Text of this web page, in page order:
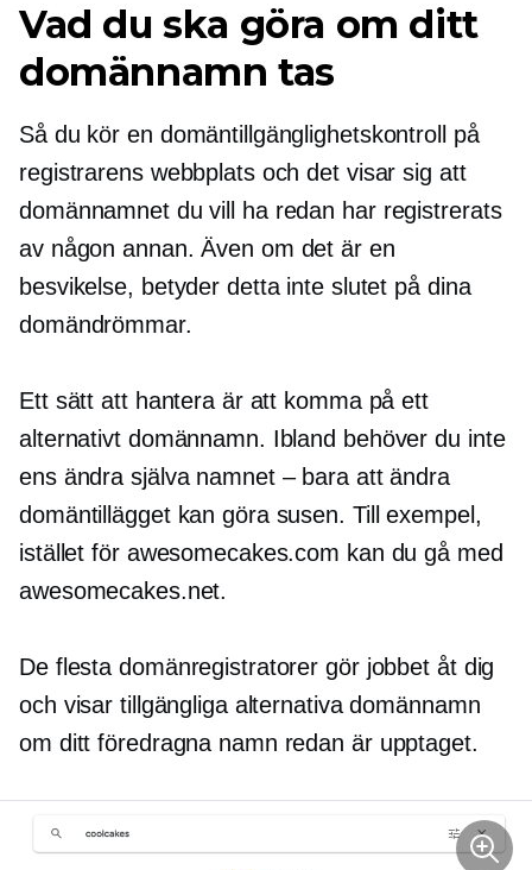
Vad du ska göra om ditt
domännamn tas
Så du kör en domäntillgänglighetskontroll på
registrarens webbplats och det visar sig att
domännamnet du vill ha redan har registrerats
av någon annan. Även om det är en
besvikelse, betyder detta inte slutet på dina
domändrömmar.
Ett sätt att hantera är att komma på ett
alternativt domännamn. Ibland behöver du inte
ens ändra själva namnet – bara att ändra
domäntillägget kan göra susen. Till exempel,
istället för awesomecakes.com kan du gå med
awesomecakes.net.
De flesta domänregistratorer gör jobbet åt dig
och visar tillgängliga alternativa domännamn
om ditt föredragna namn redan är upptaget.